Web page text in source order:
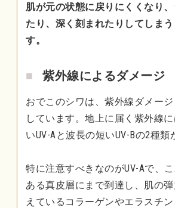
肌が元の状態に戻りにくくなり
たり、深く刻まれたりしてしま
す。
紫外線によるダメージ
おでこのシワは、紫外線ダメー
しています。地上に届く紫外線
いUV-Aと波長の短いUV-Bの2種類
特に注意すべきなのがUV-Aで、
ある真皮層にまで到達し、肌の
えているコラーゲンやエラスチ